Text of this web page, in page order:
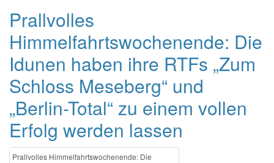
Prallvolles
Himmelfahrtswochenende: Die
Idunen haben ihre RTFs „Zum
Schloss Meseberg“ und
„Berlin-Total“ zu einem vollen
Erfolg werden lassen
Prallvolles Himmelfahrtswochenende: Die